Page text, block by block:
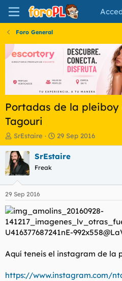
Foro General
Portadas de la
Tagouri
I
n
i
c
i
a
d
o
r
d
e
l
e
a
SrEstaire
F
e
c
i
n
c
i
29 Sep 2016
SrEstaire
Freak
29 Sep 2016
Aquí teneis el instagram de la
https://www.instagram.com/